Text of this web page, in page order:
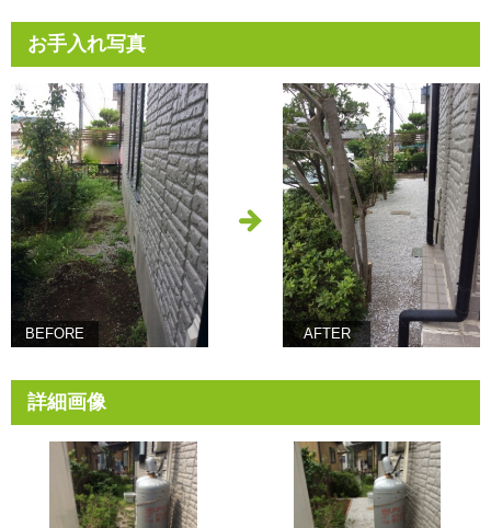
お手入れ写真
BEFORE AFTER
詳細画像